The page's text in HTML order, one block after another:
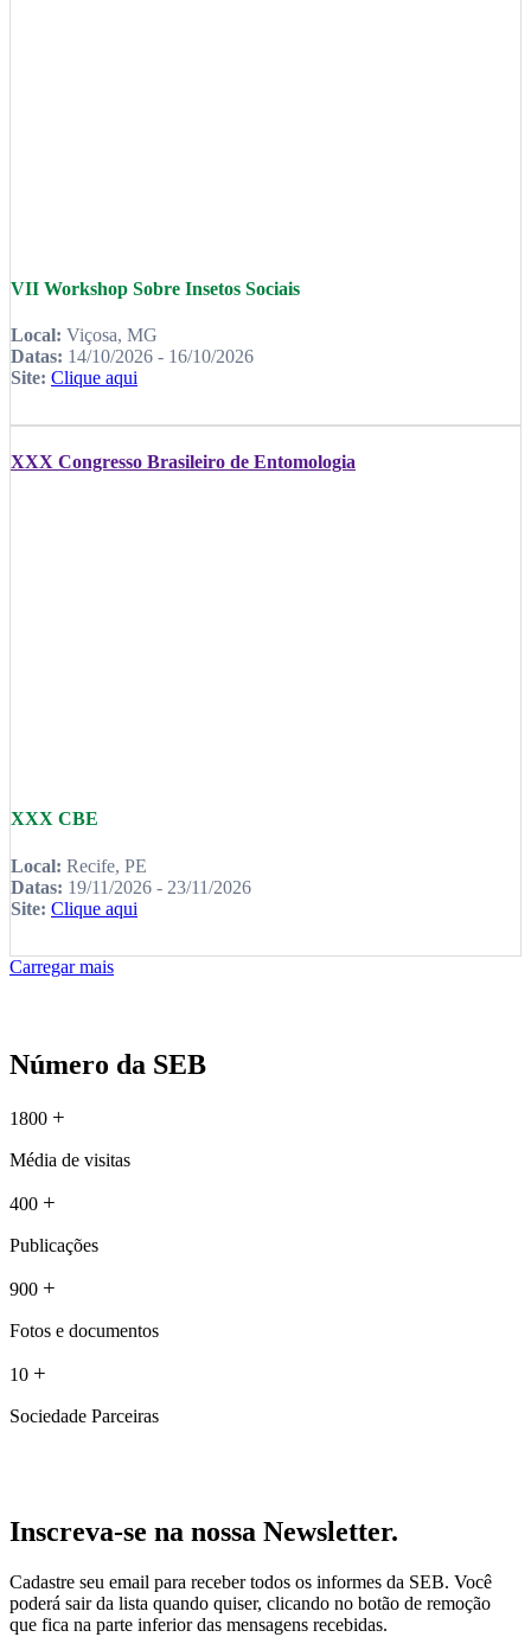
VII Workshop Sobre Insetos Sociais
Local: Viçosa, MG
Datas: 14/10/2026 - 16/10/2026
Site: Clique aqui
XXX Congresso Brasileiro de Entomologia
XXX CBE
Local: Recife, PE
Datas: 19/11/2026 - 23/11/2026
Site: Clique aqui
Carregar mais
Número da SEB
1800 +
Média de visitas
400 +
Publicações
900 +
Fotos e documentos
10 +
Sociedade Parceiras
Inscreva-se na nossa Newsletter.
Cadastre seu email para receber todos os informes da SEB. Você
poderá sair da lista quando quiser, clicando no botão de remoção
que fica na parte inferior das mensagens recebidas.